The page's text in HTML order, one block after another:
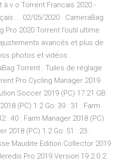
v o Torrent Francais 2020 -
... 02/05/2020 · CameraBag
Pro 2020 Torrent l’outil ultime
avancés et plus de
photos et vidéos .
Torrent : Tuiles de réglage
Pro Cycling Manager 2019
Soccer 2019 (PC) 17.21 GB:
(PC) 1.2 Go: 39 : 31 : Farm
: 40 : Farm Manager 2018 (PC)
2018 (PC) 1.2 Go: 51 : 23 :
Maudite Edition Collector 2019
Pro 2019 Version 19.2.0.2: